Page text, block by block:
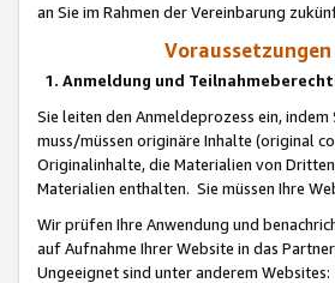
an Sie im Rahmen der Vereinbarung
1. Anmeldung und
Sie leiten den Anmeldeprozess ein,
muss/müssen originäre Inhalte (original
Originalinhalte, die Materialien von
Materialien enthalten. Sie müssen Ihre
Wir prüfen Ihre Anwendung und
auf Aufnahme Ihrer Website in das
Ungeeignet sind unter anderem Websites: